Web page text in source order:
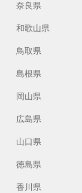
奈良県
和歌山県
鳥取県
島根県
岡山県
広島県
山口県
徳島県
香川県